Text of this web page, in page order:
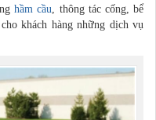
hầm cầu, thông tác cống, bể
khách hàng những dịch vụ